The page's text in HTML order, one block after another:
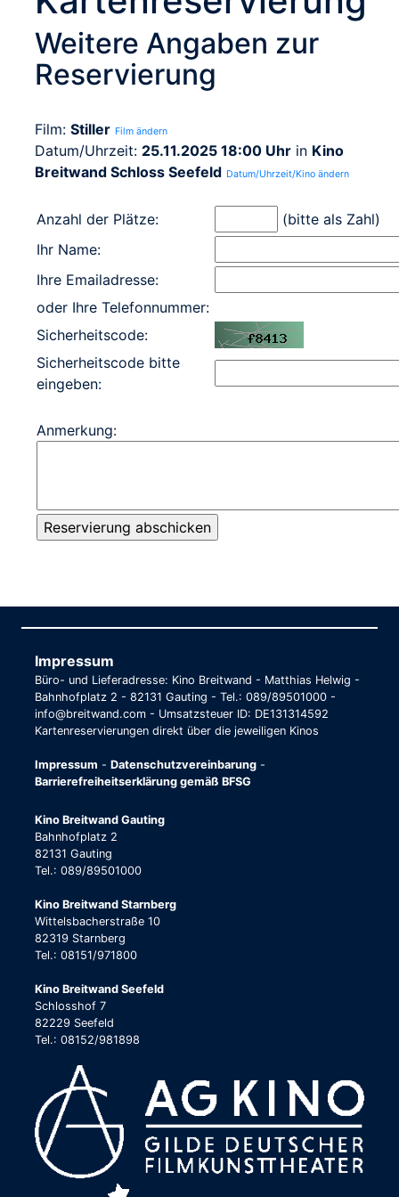
Weitere Angaben zur
Reservierung
Film: Stiller Film ändern
Datum/Uhrzeit: 25.11.2025 18:00 Uhr in Kino
Breitwand Schloss Seefeld Datum/Uhrzeit/Kino ändern
Anzahl der Plätze:
(bitte als Zahl)
Ihr Name:
Ihre Emailadresse:
oder Ihre Telefonnummer:
Sicherheitscode:
Sicherheitscode bitte
eingeben:
Anmerkung:
Impressum
Büro- und Lieferadresse: Kino Breitwand - Matthias Helwig -
Bahnhofplatz 2 - 82131 Gauting - Tel.: 089/89501000 -
info@breitwand.com - Umsatzsteuer ID: DE131314592
Kartenreservierungen direkt über die jeweiligen Kinos
Impressum - Datenschutzvereinbarung -
Barrierefreiheitserklärung gemäß BFSG
Kino Breitwand Gauting
Bahnhofplatz 2
82131 Gauting
Tel.: 089/89501000
Kino Breitwand Starnberg
Wittelsbacherstraße 10
82319 Starnberg
Tel.: 08151/971800
Kino Breitwand Seefeld
Schlosshof 7
82229 Seefeld
Tel.: 08152/981898